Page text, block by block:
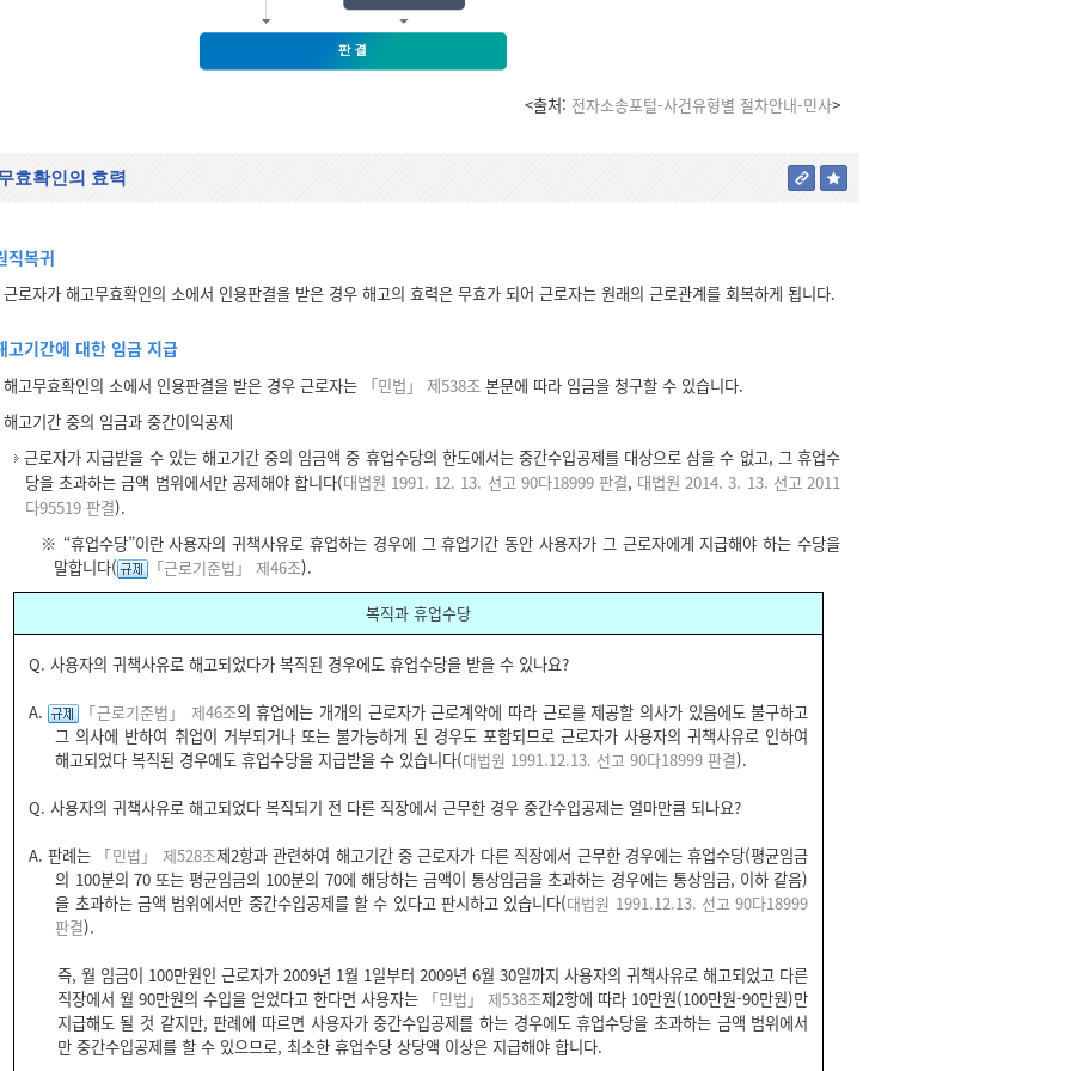
<출처: 전자소송포털-사건유형별 절차안내-민사>
효확인의 효력
직복귀
근로자가 해고무효확인의 소에서 인용판결을 받은 경우 해고의 효력은 무효가 되어 근로자는 원래의 근로관계를 회복하게 됩니다.
고기간에 대한 임금 지급
해고무효확인의 소에서 인용판결을 받은 경우 근로자는 「민법」 제538조 본문에 따라 임금을 청구할 수 있습니다.
해고기간 중의 임금과 중간이익공제
근로자가 지급받을 수 있는 해고기간 중의 임금액 중 휴업수당의 한도에서는 중간수입공제를 대상으로 삼을 수 없고, 그 휴업수
당을 초과하는 금액 범위에서만 공제해야 합니다(대법원 1991. 12. 13. 선고 90다18999 판결, 대법원 2014. 3. 13. 선고 2011
다95519 판결).
※ “휴업수당”이란 사용자의 귀책사유로 휴업하는 경우에 그 휴업기간 동안 사용자가 그 근로자에게 지급해야 하는 수당을
말합니다(
「근로기준법」 제46조).
복직과 휴업수당
Q. 사용자의 귀책사유로 해고되었다가 복직된 경우에도 휴업수당을 받을 수 있나요?
A. 「근로기준법」 제46조의 휴업에는 개개의 근로자가 근로계약에 따라 근로를 제공할 의사가 있음에도 불구하고
그 의사에 반하여 취업이 거부되거나 또는 불가능하게 된 경우도 포함되므로 근로자가 사용자의 귀책사유로 인하여
해고되었다 복직된 경우에도 휴업수당을 지급받을 수 있습니다(대법원 1991.12.13. 선고 90다18999 판결).
Q. 사용자의 귀책사유로 해고되었다 복직되기 전 다른 직장에서 근무한 경우 중간수입공제는 얼마만큼 되나요?
A.판례는 「민법」 제528조제2항과 관련하여 해고기간 중 근로자가 다른 직장에서 근무한 경우에는 휴업수당(평균임금
의 100분의 70 또는 평균임금의 100분의 70에 해당하는 금액이 통상임금을 초과하는 경우에는 통상임금, 이하 같음)
을 초과하는 금액 범위에서만 중간수입공제를 할 수 있다고 판시하고 있습니다(대법원 1991.12.13. 선고 90다18999
판결).
즉, 월 임금이 100만원인 근로자가 2009년 1월 1일부터 2009년 6월 30일까지 사용자의 귀책사유로 해고되었고 다른
직장에서 월 90만원의 수입을 얻었다고 한다면 사용자는
「민법」 제538조제2항에 따라 10만원(100만원-90만원)만
지급해도 될 것 같지만, 판례에 따르면 사용자가 중간수입공제를 하는 경우에도 휴업수당을 초과하는 금액 범위에서
만 중간수입공제를 할 수 있으므로, 최소한 휴업수당 상당액 이상은 지급해야 합니다.